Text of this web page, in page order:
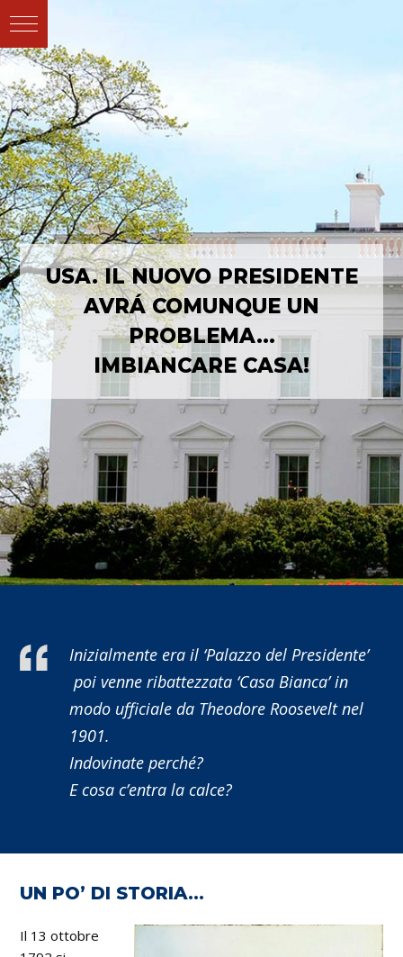
USA. IL NUOVO PRESIDENTE
AVRÁ COMUNQUE UN
PROBLEMA…
IMBIANCARE CASA!
Inizialmente era il ‘Palazzo del Presidente’
poi venne ribattezzata ‘Casa Bianca’ in
modo ufficiale da Theodore Roosevelt nel
1901.
Indovinate perché?
E cosa c’entra la calce?
UN PO’ DI STORIA…
Il 13 ottobre